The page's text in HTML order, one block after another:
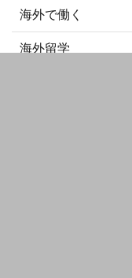
海外で働く
海外留学